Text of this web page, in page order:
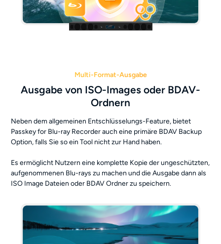
Multi-Format-Ausgabe
Ausgabe von ISO-Images oder BDAV-
Ordnern
Neben dem allgemeinen Entschlüsselungs-Feature, bietet
Passkey for Blu-ray Recorder auch eine primäre BDAV Backup
Option, falls Sie so ein Tool nicht zur Hand haben.
Es ermöglicht Nutzern eine komplette Kopie der ungeschützten,
aufgenommenen Blu-rays zu machen und die Ausgabe dann als
ISO Image Dateien oder BDAV Ordner zu speichern.